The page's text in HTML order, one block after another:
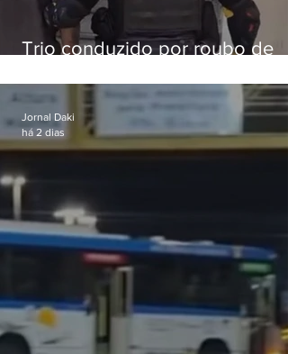
Trio conduzido por roubo de
passagens
Jornal Daki
há 2 dias